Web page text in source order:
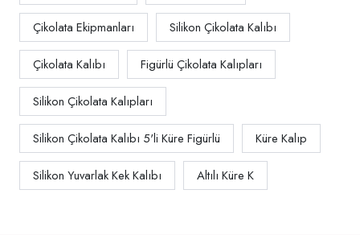
Çikolata Ekipmanları Silikon Çikolata Kalıbı
Çikolata Kalıbı Figürlü Çikolata Kalıpları
Silikon Çikolata Kalıpları
Silikon Çikolata Kalıbı 5'li Küre Figürlü Küre Kalıp
Silikon Yuvarlak Kek Kalıbı Altılı Küre K